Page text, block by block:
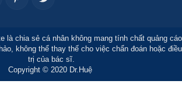
là chia sẻ cá nhân không mang tính chất quảng cáo
không thể thay thế cho việc chẩn đoán hoặc điều
trị của bác sĩ.
Copyright © 2020 Dr.Huệ